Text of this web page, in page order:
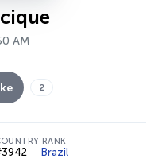
AM
2
RANK
Brazil